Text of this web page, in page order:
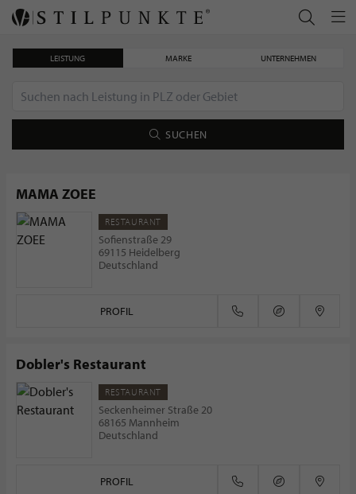
Deutsche schätzen Qualität, Frische und regionale Produkte
LEISTUNG MARKE UNTERNEHMEN
SUCHEN
MAMA ZOEE
RESTAURANT
Sofienstraße 29
69115 Heidelberg
Deutschland
PROFIL
Dobler's Restaurant
RESTAURANT
Seckenheimer Straße 20
68165 Mannheim
Deutschland
PROFIL